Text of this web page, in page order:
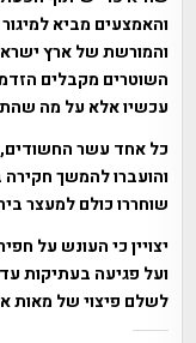
והאמצעים מביא
והמורשת של ארץ
השוטרים מקבלים
עכשיו אלא על מה
כל אחד עשר החשודים,
והועברו להמשך
שוחררו כולם למעצר
יצויין כי העונש על
ועל פגיעה בעתיקות
לשלם פיצוי של מאות